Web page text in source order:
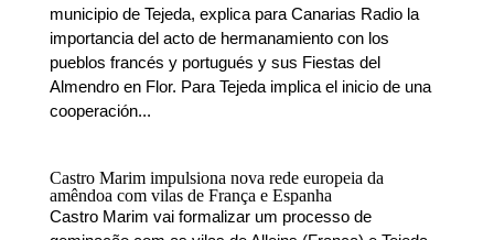
municipio de Tejeda, explica para Canarias Radio la
importancia del acto de hermanamiento con los
pueblos francés y portugués y sus Fiestas del
Almendro en Flor. Para Tejeda implica el inicio de una
cooperación...
Castro Marim impulsiona nova rede europeia da
amêndoa com vilas de França e Espanha
Castro Marim vai formalizar um processo de